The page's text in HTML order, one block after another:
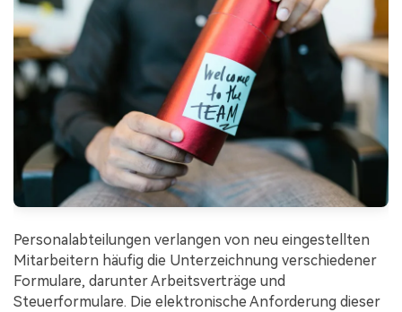
Personalabteilungen verlangen von neu eingestellten
Mitarbeitern häufig die Unterzeichnung verschiedener
Formulare, darunter Arbeitsverträge und
Steuerformulare. Die elektronische Anforderung dieser